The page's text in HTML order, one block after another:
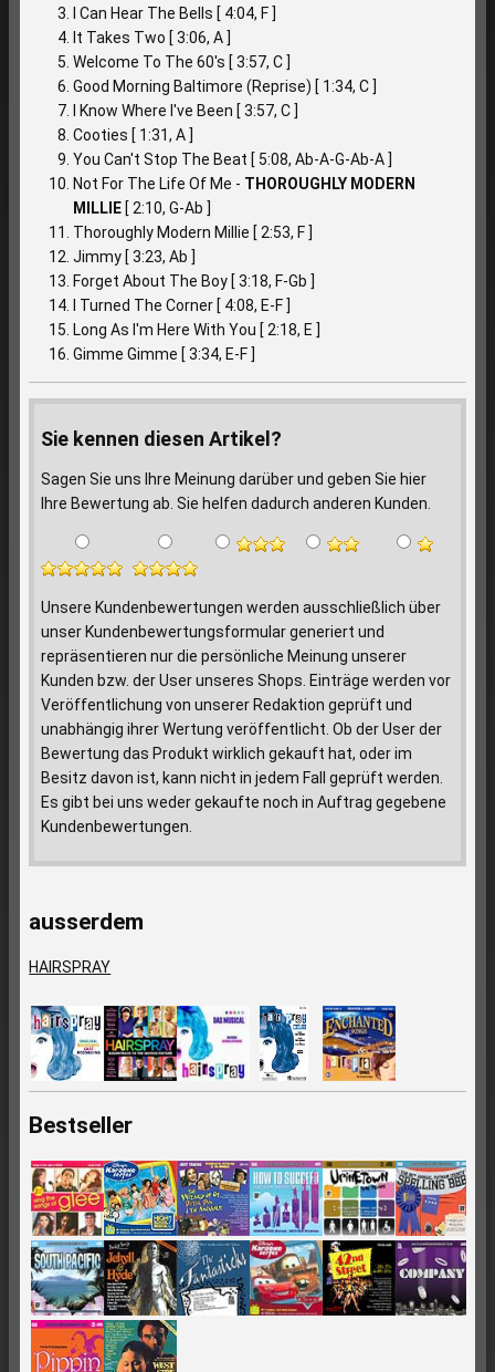
I Can Hear The Bells [ 4:04, F ]
It Takes Two [ 3:06, A ]
Welcome To The 60's [ 3:57, C ]
Good Morning Baltimore (Reprise) [ 1:34, C ]
I Know Where I've Been [ 3:57, C ]
Cooties [ 1:31, A ]
You Can't Stop The Beat [ 5:08, Ab-A-G-Ab-A ]
Not For The Life Of Me - THOROUGHLY MODERN
MILLIE [ 2:10, G-Ab ]
Thoroughly Modern Millie [ 2:53, F ]
Jimmy [ 3:23, Ab ]
Forget About The Boy [ 3:18, F-Gb ]
I Turned The Corner [ 4:08, E-F ]
Long As I'm Here With You [ 2:18, E ]
Gimme Gimme [ 3:34, E-F ]
Sie kennen diesen Artikel?
Sagen Sie uns Ihre Meinung darüber und geben Sie hier
Ihre Bewertung ab. Sie helfen dadurch anderen Kunden.
Unsere Kundenbewertungen werden ausschließlich über
unser Kundenbewertungsformular generiert und
repräsentieren nur die persönliche Meinung unserer
Kunden bzw. der User unseres Shops. Einträge werden vor
Veröffentlichung von unserer Redaktion geprüft und
unabhängig ihrer Wertung veröffentlicht. Ob der User der
Bewertung das Produkt wirklich gekauft hat, oder im
Besitz davon ist, kann nicht in jedem Fall geprüft werden.
Es gibt bei uns weder gekaufte noch in Auftrag gegebene
Kundenbewertungen.
ausserdem
HAIRSPRAY
Bestseller